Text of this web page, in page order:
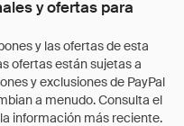
y ofertas para